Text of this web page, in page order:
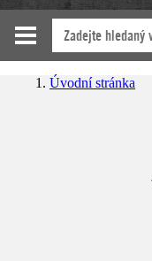
Úvodní stránka